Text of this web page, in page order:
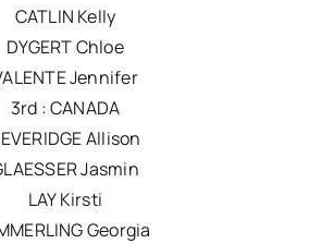
CATLIN Kelly
DYGERT Chloe
Jennifer
3rd : CANADA
Allison
Jasmin
LAY Kirsti
Georgia